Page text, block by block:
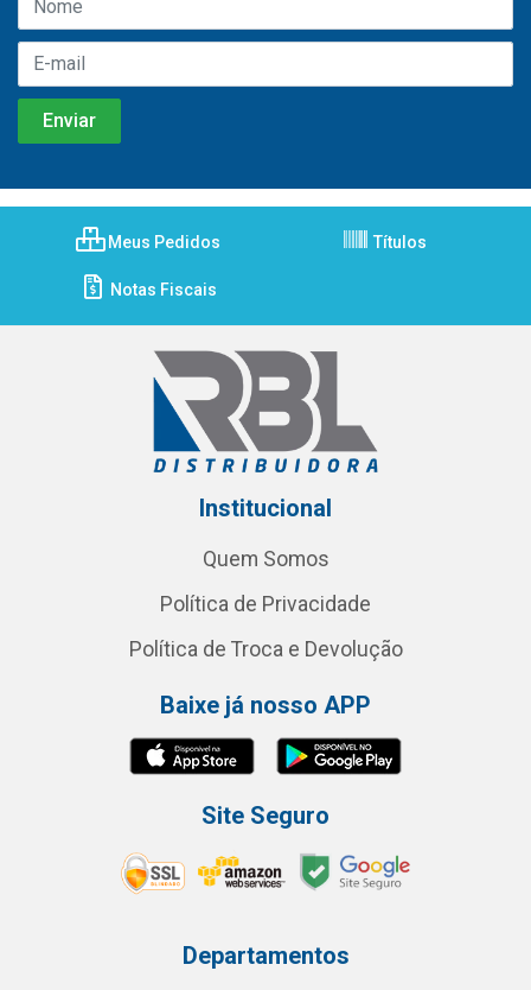
Meus Pedidos Títulos
Notas Fiscais
Institucional
Quem Somos
Política de Privacidade
Política de Troca e Devolução
Baixe já nosso APP
Site Seguro
Departamentos